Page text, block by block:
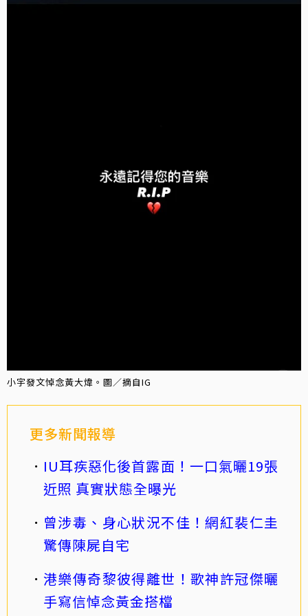
小宇發文悼念黃大煒。圖／摘自IG
更多新聞報導
IU耳疾惡化後首露面！一口氣曬19張
近照 真實狀態全曝光
曾涉毒、身心狀況不佳！網紅裴仁圭
驚傳陳屍自宅
港樂傳奇黎彼得離世！歌神許冠傑曬
手寫信悼念黃金搭檔